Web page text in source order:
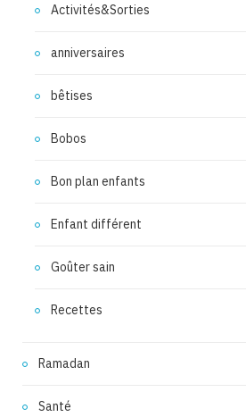
Activités&Sorties
anniversaires
bêtises
Bobos
Bon plan enfants
Enfant différent
Goûter sain
Recettes
Ramadan
Santé